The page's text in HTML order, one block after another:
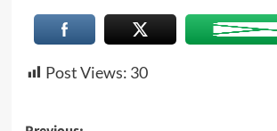
Post Views: 30